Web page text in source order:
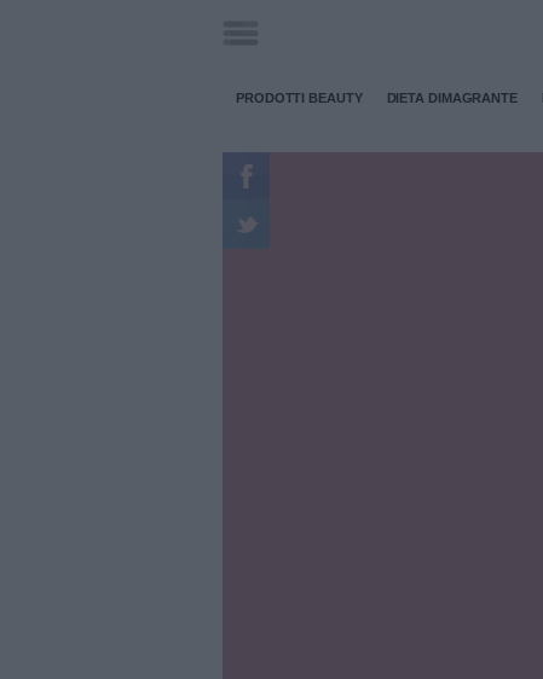
PRODOTTI BEAUTY DIETA DIMAGRANTE